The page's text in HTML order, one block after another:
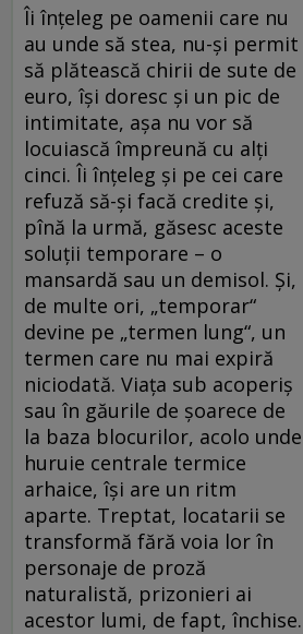
Îi înţeleg pe oamenii care nu
au unde să stea, nu-şi permit
să plătească chirii de sute de
euro, îşi doresc şi un pic de
intimitate, aşa nu vor să
locuiască împreună cu alţi
cinci. Îi înţeleg şi pe cei care
refuză să-şi facă credite şi,
pînă la urmă, găsesc aceste
soluţii temporare – o
mansardă sau un demisol. Şi,
de multe ori, „temporar“
devine pe „termen lung“, un
termen care nu mai expiră
niciodată. Viaţa sub acoperiş
sau în găurile de şoarece de
la baza blocurilor, acolo unde
huruie centrale termice
arhaice, îşi are un ritm
aparte. Treptat, locatarii se
transformă fără voia lor în
personaje de proză
naturalistă, prizonieri ai
acestor lumi, de fapt, închise.